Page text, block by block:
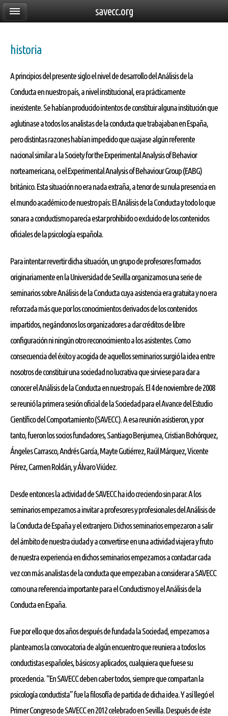
historia
A principios del presente siglo el nivel de desarrollo del Análisis de la
Conducta en nuestro país, a nivel institucional, era prácticamente
inexistente. Se habían producido intentos de constituir alguna institución que
aglutinase a todos los analistas de la conducta que trabajaban en España,
pero distintas razones habían impedido que cuajase algún referente
nacional similar a la Society for the Experimental Analysis of Behavior
norteamericana, o el Experimental Analysis of Behaviour Group (EABG)
británico. Esta situación no era nada extraña, a tenor de su nula presencia en
el mundo académico de nuestro país: El Análisis de la Conducta y todo lo que
sonara a conductismo parecía estar prohibido o excluido de los contenidos
oficiales de la psicología española.
Para intentar revertir dicha situación, un grupo de profesores formados
originariamente en la Universidad de Sevilla organizamos una serie de
seminarios sobre Análisis de la Conducta cuya asistencia era gratuita y no era
reforzada más que por los conocimientos derivados de los contenidos
impartidos, negándonos los organizadores a dar créditos de libre
configuración ni ningún otro reconocimiento a los asistentes. Como
consecuencia del éxito y acogida de aquellos seminarios surgió la idea entre
nosotros de constituir una sociedad no lucrativa que sirviese para dar a
conocer el Análisis de la Conducta en nuestro país. El 4 de noviembre de 2008
se reunió la primera sesión oficial de la Sociedad para el Avance del Estudio
Científico del Comportamiento (SAVECC). A esa reunión asistieron, y por
tanto, fueron los socios fundadores, Santiago Benjumea, Cristian Bohórquez,
Ángeles Carrasco, Andrés García, Mayte Gutiérrez, Raúl Márquez, Vicente
Pérez, Carmen Roldán, y Álvaro Viúdez.
Desde entonces la actividad de SAVECC ha ido creciendo sin parar. A los
seminarios empezamos a invitar a profesores y profesionales del Análisis de
la Conducta de España y el extranjero. Dichos seminarios empezaron a salir
del ámbito de nuestra ciudad y a convertirse en una actividad viajera y fruto
de nuestra experiencia en dichos seminarios empezamos a contactar cada
vez con más analistas de la conducta que empezaban a considerar a SAVECC
como una referencia importante para el Conductismo y el Análisis de la
Conducta en España.
Fue por ello que dos años después de fundada la Sociedad, empezamos a
plantearnos la convocatoria de algún encuentro que reuniera a todos los
conductistas españoles, básicos y aplicados, cualquiera que fuese su
procedencia. “En SAVECC deben caber todos, siempre que compartan la
psicología conductista” fue la filosofía de partida de dicha idea. Y así llegó el
Primer Congreso de SAVECC en 2012 celebrado en Sevilla. Después de éste
savecc.org